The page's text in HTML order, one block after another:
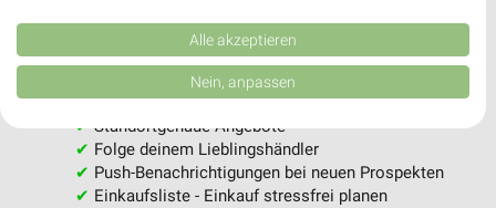
weekli - Prospekte & Angebote App
Alle NETTO Angebote immer griffbereit – mit der kostenlosen
weekli App für iOS & Android.
✔Standortgenaue Angebote
✔ Folge deinem Lieblingshändler
✔ Push-Benachrichtigungen bei neuen Prospekten
✔ Einkaufsliste - Einkauf stressfrei planen
Kombinationen von Daten aus verschiedenen Quellen. Entwicklung und
Verbesserung der Angebote. Verwendung reduzierter Daten zur Auswahl
von Inhalten.
Daten können außerhalb der Europäischen Union weitergegeben und in die
Website/App.
Partnerliste anzeigen (1 IAB-Anbieter)
Wir nutzen Ihre Daten für folgende Zwecke:
Alle akzeptieren
Nein, anpassen